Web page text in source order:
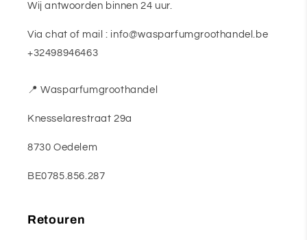
Wij antwoorden binnen 24 uur.
Via chat of mail : info@wasparfumgroothandel.be
+32498946463
📍 Wasparfumgroothandel
Knesselarestraat 29a
8730 Oedelem
BE0785.856.287
Retouren